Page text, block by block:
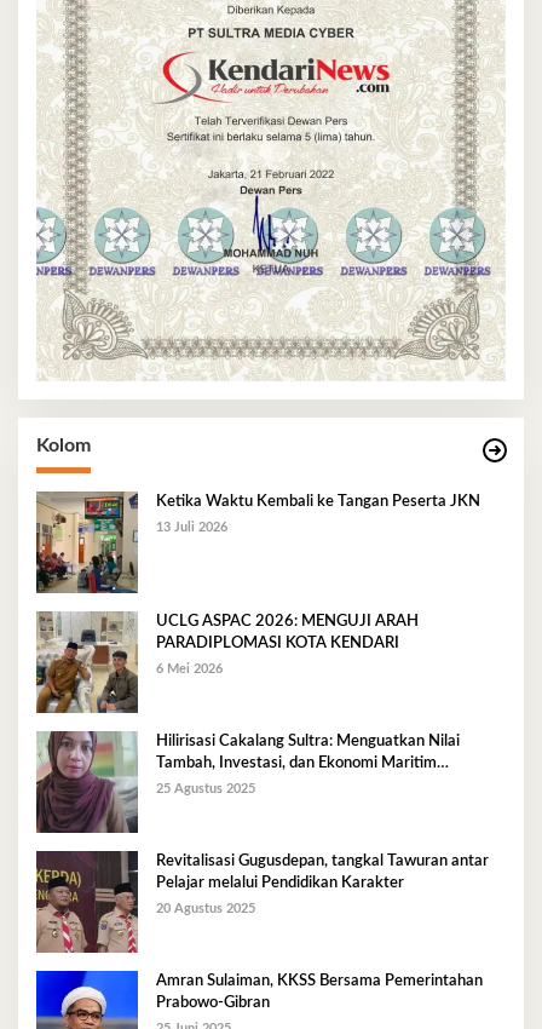
Kolom
Ketika Waktu Kembali ke Tangan Peserta JKN
13 Juli 2026
UCLG ASPAC 2026: MENGUJI ARAH
PARADIPLOMASI KOTA KENDARI
6 Mei 2026
Hilirisasi Cakalang Sultra: Menguatkan Nilai
Tambah, Investasi, dan Ekonomi Maritim
Berkelanjutan
25 Agustus 2025
Revitalisasi Gugusdepan, tangkal Tawuran antar
Pelajar melalui Pendidikan Karakter
20 Agustus 2025
Amran Sulaiman, KKSS Bersama Pemerintahan
Prabowo-Gibran